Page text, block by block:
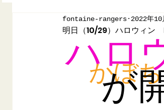
明日（10/29）ハロウィン
fontaine-rangers 2022年10
ハロ
かぼ
が